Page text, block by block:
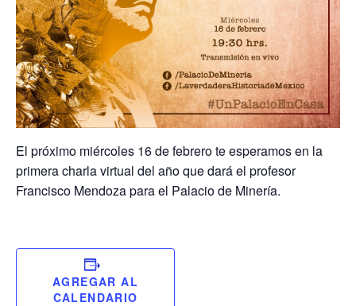
El próximo miércoles 16 de febrero te esperamos en la
primera charla virtual del año que dará el profesor
Francisco Mendoza para el Palacio de Minería.
AGREGAR AL
CALENDARIO